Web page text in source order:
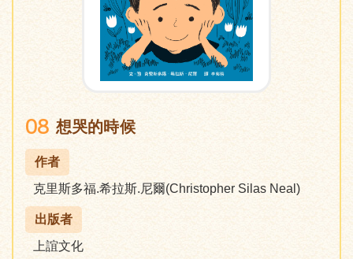
08 想哭的時候
作者
克里斯多福.希拉斯.尼爾(Christopher Silas Neal)
出版者
上誼文化